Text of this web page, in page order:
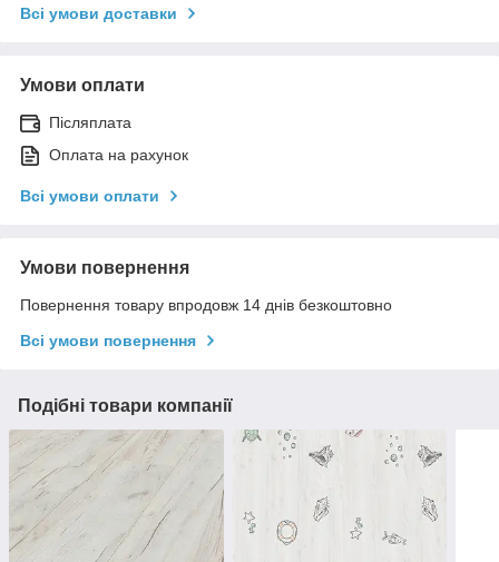
Всі умови доставки
Умови оплати
Післяплата
Оплата на рахунок
Всі умови оплати
Умови повернення
Повернення товару впродовж 14 днів безкоштовно
Всі умови повернення
Подібні товари компанії